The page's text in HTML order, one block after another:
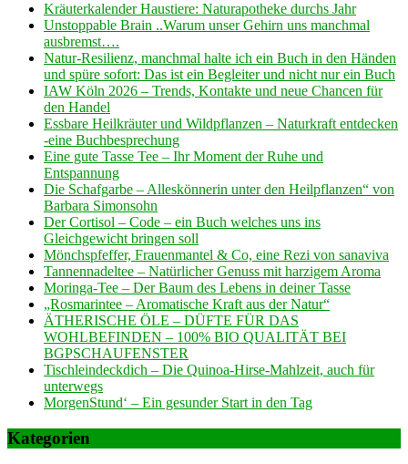
Kräuterkalender Haustiere: Naturapotheke durchs Jahr
Unstoppable Brain ..Warum unser Gehirn uns manchmal
ausbremst….
Natur-Resilienz, manchmal halte ich ein Buch in den Händen
und spüre sofort: Das ist ein Begleiter und nicht nur ein Buch
IAW Köln 2026 – Trends, Kontakte und neue Chancen für
den Handel
Essbare Heilkräuter und Wildpflanzen – Naturkraft entdecken
-eine Buchbesprechung
Eine gute Tasse Tee – Ihr Moment der Ruhe und
Entspannung
Die Schafgarbe – Alleskönnerin unter den Heilpflanzen“ von
Barbara Simonsohn
Der Cortisol – Code – ein Buch welches uns ins
Gleichgewicht bringen soll
Mönchspfeffer, Frauenmantel & Co, eine Rezi von sanaviva
Tannennadeltee – Natürlicher Genuss mit harzigem Aroma
Moringa-Tee – Der Baum des Lebens in deiner Tasse
„Rosmarintee – Aromatische Kraft aus der Natur“
ÄTHERISCHE ÖLE – DÜFTE FÜR DAS
WOHLBEFINDEN – 100% BIO QUALITÄT BEI
BGPSCHAUFENSTER
Tischleindeckdich – Die Quinoa-Hirse-Mahlzeit, auch für
unterwegs
MorgenStund‘ – Ein gesunder Start in den Tag
Kategorien